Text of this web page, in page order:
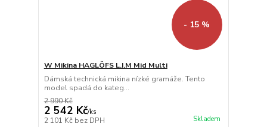
- 15 %
W Mikina HAGLÖFS L.I.M Mid Multi
Dámská technická mikina nízké gramáže. Tento
model spadá do kateg...
2 990 Kč
2 542 Kč/ks
2 101 Kč bez DPH Skladem